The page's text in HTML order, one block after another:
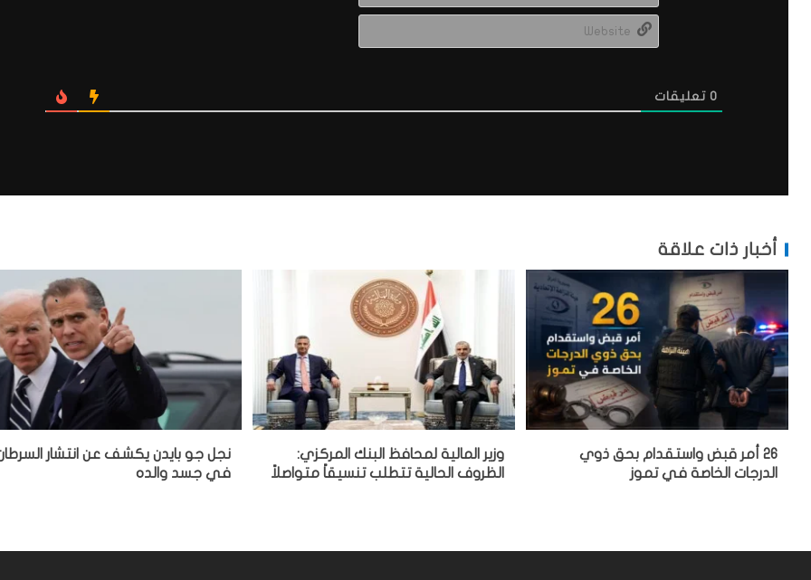
0 تعليقات
أخبار ذات علاقة
26 أمر قبض واستقدام بحق ذوي
الدرجات الخاصة في تموز
وزير المالية لمحافظ البنك المركزي:
الظروف الحالية تتطلب تنسيقاً متواصلاً
نجل جو بايدن يكشف عن انتشار
في جسد والده